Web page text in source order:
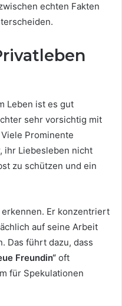
echten Fakten
Leben ist es gut
sehr vorsichtig mit
Prominente
ihr Liebesleben nicht
zu schützen und ein
Er konzentriert
auf seine Arbeit
Das führt dazu, dass
Freundin“ oft
für Spekulationen